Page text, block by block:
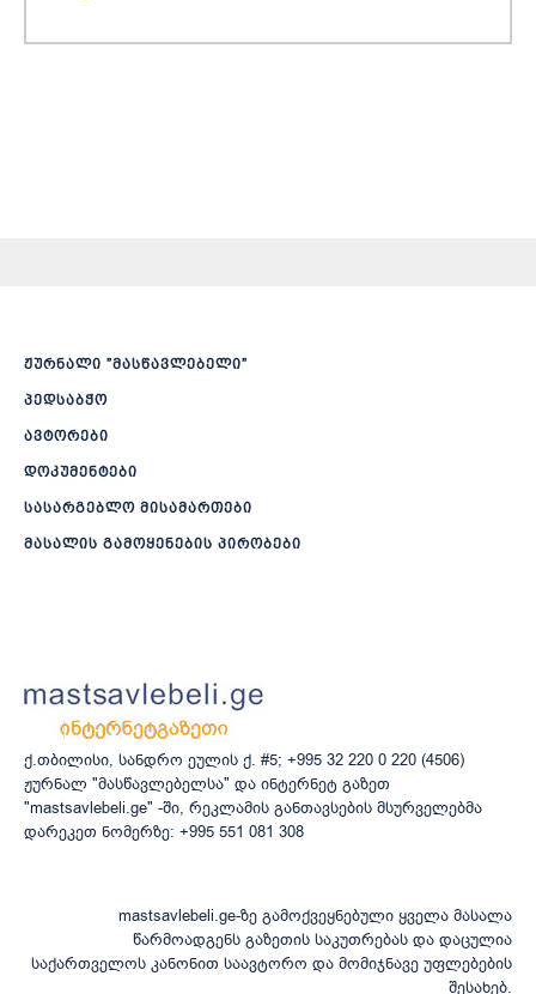
ჟურნალი ”მასწავლებელი”
პედსაბჭო
ავტორები
დოკუმენტები
სასარგებლო მისამართები
მასალის გამოყენების პირობები
ქ.თბილისი, სანდრო ეულის ქ. #5; +995 32 220 0 220 (4506)
ჟურნალ "მასწავლებელსა" და ინტერნეტ გაზეთ
"mastsavlebeli.ge" -ში, რეკლამის განთავსების მსურველებმა
დარეკეთ ნომერზე: +995 551 081 308
mastsavlebeli.ge-ზე გამოქვეყნებული ყველა მასალა
წარმოადგენს გაზეთის საკუთრებას და დაცულია
საქართველოს კანონით საავტორო და მომიჯნავე უფლებების
შესახებ.